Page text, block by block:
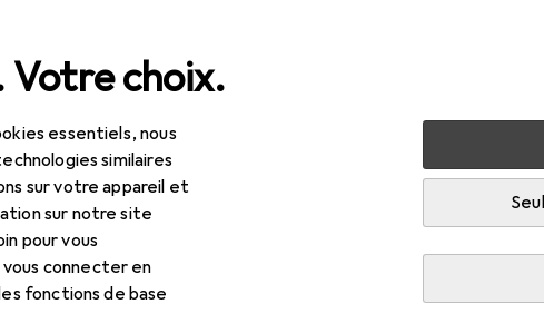
Votre choix.
essentiels, nous
similaires
sur votre appareil et
sur notre site
pour vous
connecter en
fonctions de base
IT + multimédia Périphériques